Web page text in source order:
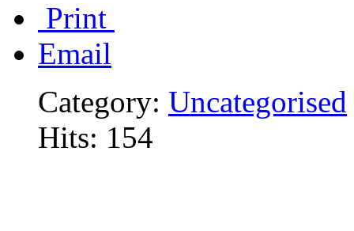
Print
Email
Category: Uncategorised
Hits: 154